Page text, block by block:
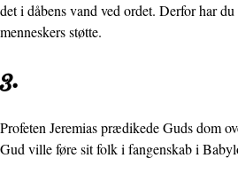
det i dåbens vand ved ordet. Derfor har
menneskers støtte.
3.
Profeten Jeremias prædikede Guds dom
Gud ville føre sit folk i fangenskab i